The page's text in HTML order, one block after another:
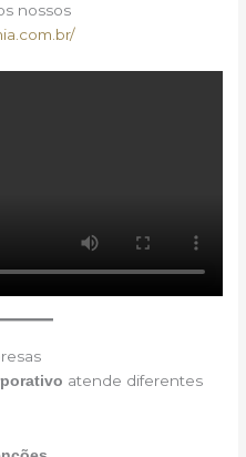
nossos
atende diferentes